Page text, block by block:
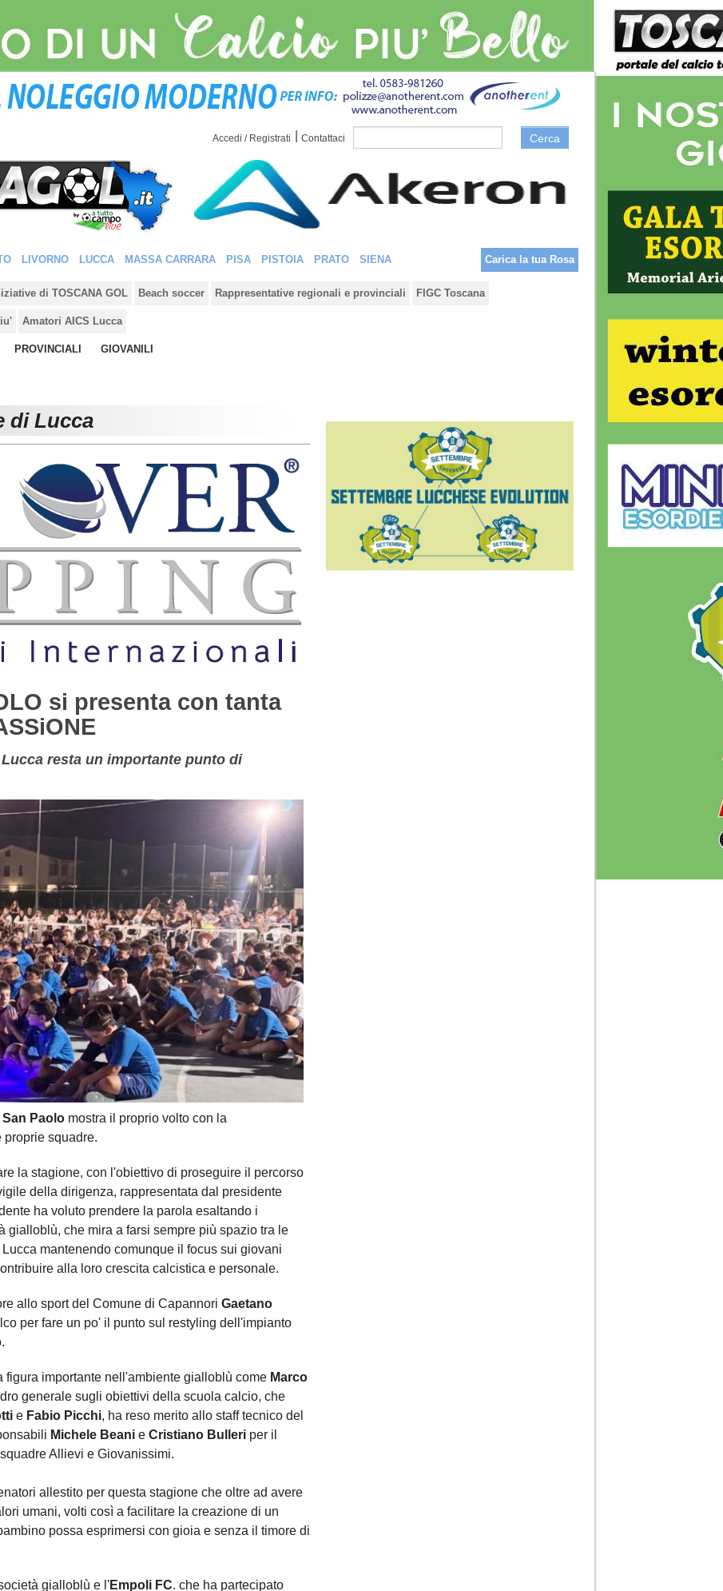
Accedi / Registrati Contattaci Cerca
LIVORNO LUCCA MASSA CARRARA PISA PISTOIA PRATO SIENA Carica la tua Rosa
di TOSCANA GOL Beach soccer Rappresentative regionali e provinciali FIGC Toscana
Amatori AICS Lucca
PROVINCIALI GIOVANILI
di Lucca
si presenta con tanta
resta un importante punto di
San Paolo mostra il proprio volto con la
proprie squadre.
la stagione, con l'obiettivo di proseguire il percorso
della dirigenza, rappresentata dal presidente
ha voluto prendere la parola esaltando i
gialloblù, che mira a farsi sempre più spazio tra le
mantenendo comunque il focus sui giovani
alla loro crescita calcistica e personale.
allo sport del Comune di Capannori Gaetano
per fare un po' il punto sul restyling dell'impianto
figura importante nell'ambiente gialloblù come Marco
generale sugli obiettivi della scuola calcio, che
e Fabio Picchi, ha reso merito allo staff tecnico del
Michele Beani e Cristiano Bulleri per il
Allievi e Giovanissimi.
allestito per questa stagione che oltre ad avere
umani, volti così a facilitare la creazione di un
possa esprimersi con gioia e senza il timore di
gialloblù e l'Empoli FC. che ha partecipato